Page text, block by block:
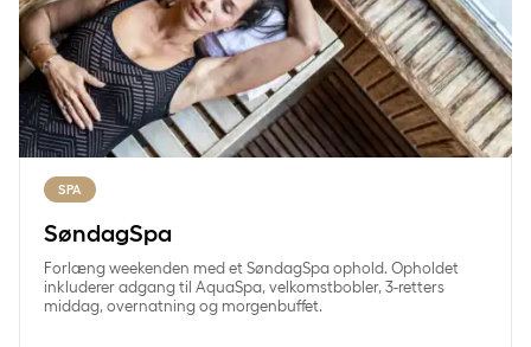
SPA
SøndagSpa
Forlæng weekenden med et SøndagSpa ophold. Opholdet
inkluderer adgang til AquaSpa, velkomstbobler, 3-retters
middag, overnatning og morgenbuffet.